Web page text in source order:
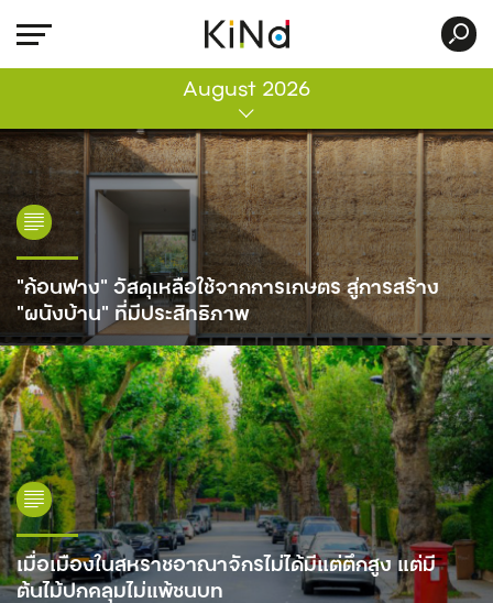
August 2026
“ก้อนฟาง” วัสดุเหลือใช้จากการเกษตร สู่การสร้าง
“ผนังบ้าน” ที่มีประสิทธิภาพ
เมื่อเมืองในสหราชอาณาจักรไม่ได้มีแต่ตึกสูง แต่มี
ต้นไม้ปกคลุมไม่แพ้ชนบท